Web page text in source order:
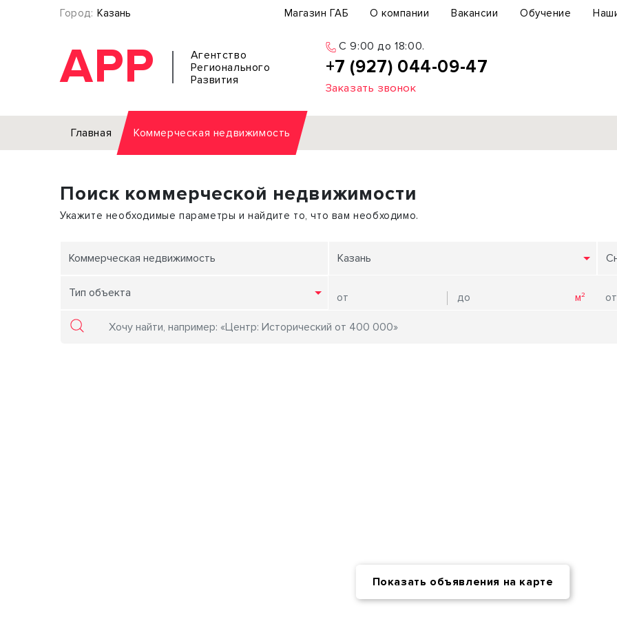
Город: Казань Магазин ГАБ О компании Вакансии Обучение
АРР
Агентство
Регионального
Развития
C 9:00 до 18:00.
+7 (927) 044-09-47
Заказать звонок
Главная Коммерческая недвижимость
Офис
Торговое помещение
Склад
Земельный участок
Отдельное здание
Бизнес-центр
Поиск коммерческой недвижимости
Укажите необходимые параметры и найдите то, что вам необходимо.
Коммерческая недвижимость Казань
Тип объекта
Показать объявления на карте